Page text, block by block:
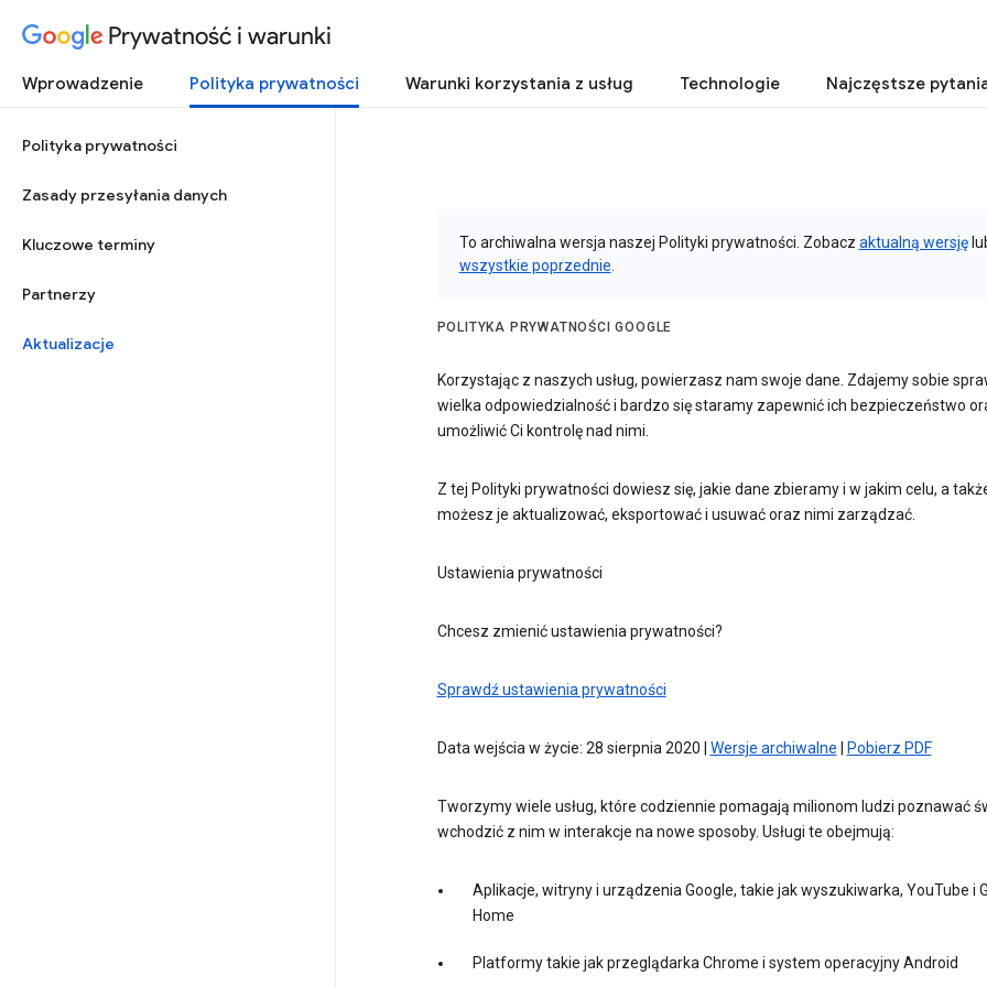
Prywatność i warunki
Wprowadzenie Polityka prywatności Warunki korzystania z usług Technologie Najczęstsze
Polityka prywatności
Zasady przesyłania danych
Kluczowe terminy
Partnerzy
Aktualizacje
To archiwalna wersja naszej Polityki prywatności. Zobacz aktualną wersję
wszystkie poprzednie
POLITYKA PRYWATNOŚCI GOOGLE
Korzystając z naszych usług, powierzasz nam swoje dane. Zdajemy sobie
wielka odpowiedzialność i bardzo się staramy zapewnić ich bezpieczeństwo
umożliwić Ci kontrolę nad nimi.
Z tej Polityki prywatności dowiesz się, jakie dane zbieramy i w jakim celu, a
możesz je aktualizować, eksportować i usuwać oraz nimi zarządzać.
Ustawienia prywatności
Chcesz zmienić ustawienia prywatności?
Sprawdź ustawienia prywatności
Data wejścia w życie: 28 sierpnia 2020 | Wersje archiwalne Pobierz PDF
Tworzymy wiele usług, które codziennie pomagają milionom ludzi poznawać
wchodzić z nim w interakcje na nowe sposoby. Usługi te obejmują:
Aplikacje, witryny i urządzenia Google, takie jak wyszukiwarka, YouTube i
Home
Platformy takie jak przeglądarka Chrome i system operacyjny Android